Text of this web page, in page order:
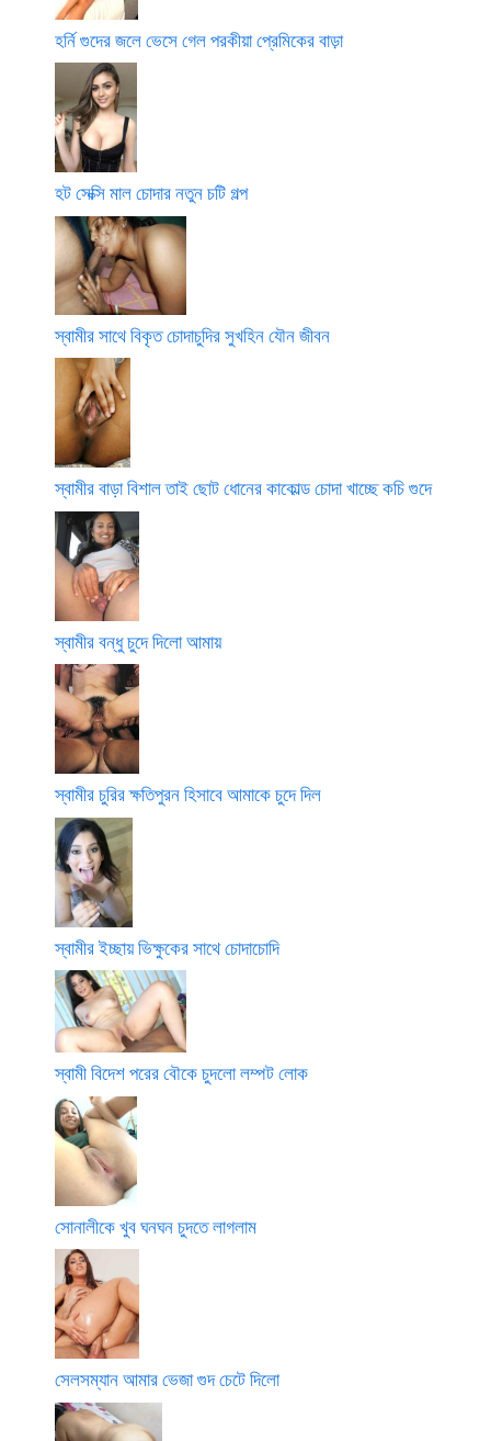
হর্নি গুদের জলে ভেসে গেল পরকীয়া প্রেমিকের বাড়া
হট সেক্সি মাল চোদার নতুন চটি গল্প
স্বামীর সাথে বিকৃত চোদাচুদির সুখহিন যৌন জীবন
স্বামীর বাড়া বিশাল তাই ছোট ধোনের কাকোল্ড চোদা খাচ্ছে কচি গুদে
স্বামীর বন্ধু চুদে দিলো আমায়
স্বামীর চুরির ক্ষতিপুরন হিসাবে আমাকে চুদে দিল
স্বামীর ইচ্ছায় ভিক্ষুকের সাথে চোদাচোদি
স্বামী বিদেশ পরের বৌকে চুদলো লম্পট লোক
সোনালীকে খুব ঘনঘন চুদতে লাগলাম
সেলসম্যান আমার ভেজা গুদ চেটে দিলো